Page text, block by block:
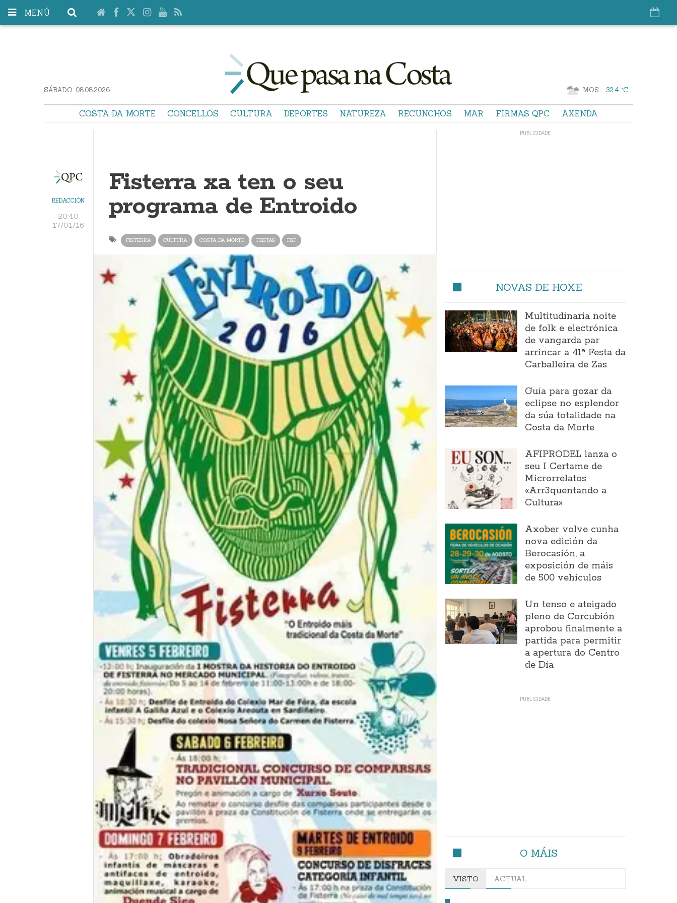
MENÚ
SÁBADO. 08.08.2026 MOS 32.4 °C
COSTA DA MORTE CONCELLOS CULTURA DEPORTES NATUREZA RECUNCHOS MAR FIRMAS QPC AXENDA
REDACCIÓN
20:40
17/01/16
Fisterra xa ten o seu
programa de Entroido
FISTERRA CULTURA COSTA DA MORTE FESTAS FSF
NOVAS DE HOXE
Multitudinaria noite
de folk e electrónica
de vangarda par
arrincar a 41ª Festa da
Carballeira de Zas
Guía para gozar da
eclipse no esplendor
da súa totalidade na
Costa da Morte
AFIPRODEL lanza o
seu I Certame de
Microrrelatos
«Arr3quentando a
Cultura»
Axober volve cunha
nova edición da
Berocasión, a
exposición de máis
de 500 vehículos
Un tenso e ateigado
pleno de Corcubión
aprobou finalmente a
partida para permitir
a apertura do Centro
de Día
O MÁIS
VISTO ACTUAL